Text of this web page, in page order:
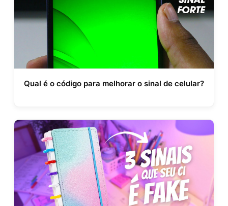
Qual é o código para melhorar o sinal de celular?